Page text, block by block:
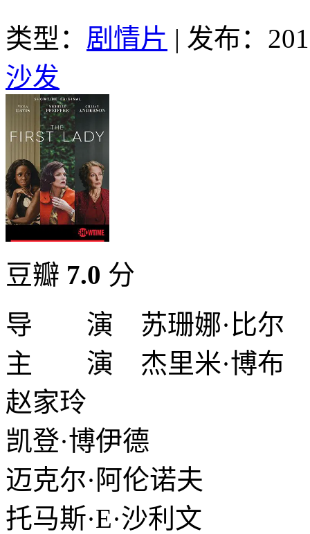
类型： 剧情片 | 发布：
沙发
豆瓣 7.0 分
导 演 苏珊娜·比尔
主 演 杰里米·博布
赵家玲
凯登·博伊德
迈克尔·阿伦诺夫
托马斯·E·沙利文